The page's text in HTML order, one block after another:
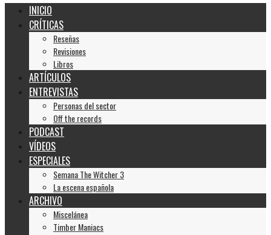
INICIO
CRÍTICAS
Reseñas
Revisiones
Libros
ARTÍCULOS
ENTREVISTAS
Personas del sector
Off the records
PODCAST
VÍDEOS
ESPECIALES
Semana The Witcher 3
La escena española
ARCHIVO
Miscelánea
Timber Maniacs